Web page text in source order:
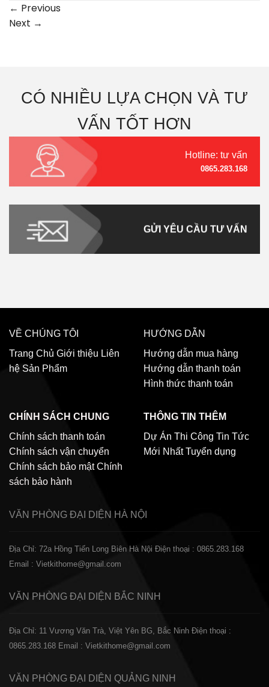
← Previous
Next →
CÓ NHIỀU LỰA CHỌN VÀ TƯ
VẤN TỐT HƠN
Hotline: tư vấn
0865.283.168
GỬI YÊU CẦU TƯ VẤN
VỀ CHÚNG TÔI
Trang Chủ Giới thiệu Liên
hệ Sản Phẩm
HƯỚNG DẪN
Hướng dẫn mua hàng
Hướng dẫn thanh toán
Hình thức thanh toán
CHÍNH SÁCH CHUNG
Chính sách thanh toán
Chính sách vận chuyển
Chính sách bảo mật Chính
sách bảo hành
THÔNG TIN THÊM
Dự Án Thi Công Tin Tức
Mới Nhất Tuyển dụng
VĂN PHÒNG ĐẠI DIỆN HÀ NỘI
Địa Chỉ: 72a Hồng Tiến Long Biên Hà Nội Điện thoại : 0865.283.168
Email : Vietkithome@gmail.com
VĂN PHÒNG ĐẠI DIỆN BẮC NINH
Địa Chỉ: 11 Vương Văn Trà, Việt Yên BG, Bắc Ninh Điện thoại :
0865.283.168 Email : Vietkithome@gmail.com
VĂN PHÒNG ĐẠI DIỆN QUẢNG NINH